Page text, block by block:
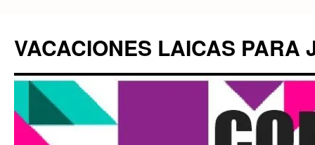
VACACIONES LAICAS PARA